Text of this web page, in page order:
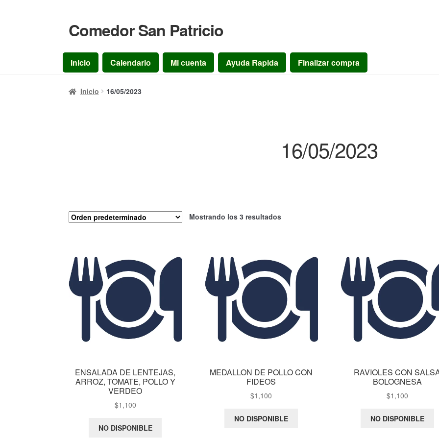
Ir
a
la
navegación
Ir
al
contenido
Comedor San Patricio
Inicio Calendario Mi cuenta Ayuda Rapida Finalizar compra
Inicio 16/05/2023
16/05/2023
Mostrando los 3 resultados
ENSALADA DE LENTEJAS,
ARROZ, TOMATE, POLLO Y
VERDEO
$1,100
NO DISPONIBLE
MEDALLON DE POLLO CON
FIDEOS
$1,100
NO DISPONIBLE
RAVIOLES CON
BOLOGNESA
$1,100
NO DISPONIBLE